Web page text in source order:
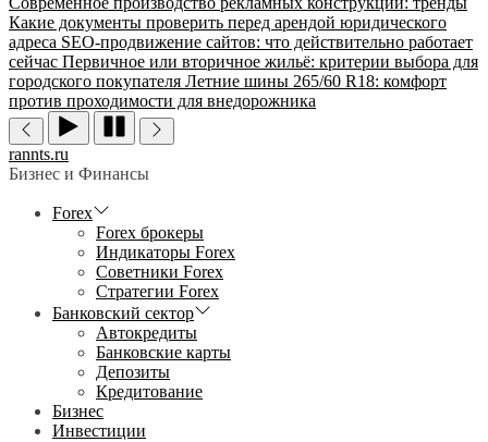
Какие документы проверить перед арендой юридического
адреса SEO-продвижение сайтов: что действительно работает
сейчас Первичное или вторичное жильё: критерии выбора для
городского покупателя Летние шины 265/60 R18: комфорт
против проходимости для внедорожника
rannts.ru
Бизнес и Финансы
Forex
Forex брокеры
Индикаторы Forex
Советники Forex
Стратегии Forex
Банковский сектор
Автокредиты
Банковские карты
Депозиты
Кредитование
Бизнес
Инвестиции